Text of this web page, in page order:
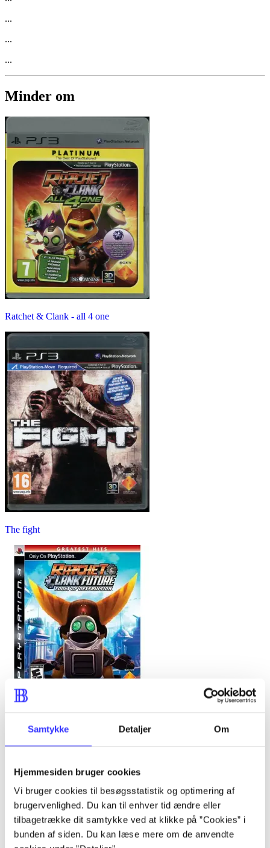
Samtykke Detaljer Om
Hjemmesiden bruger cookies
Vi bruger cookies til besøgsstatistik og optimering af
brugervenlighed. Du kan til enhver tid ændre eller
tilbagetrække dit samtykke ved at klikke på ”Cookies” i
bunden af siden. Du kan læse mere om de anvendte
...
...
...
Minder om
Ratchet & Clank - all 4 one
The fight